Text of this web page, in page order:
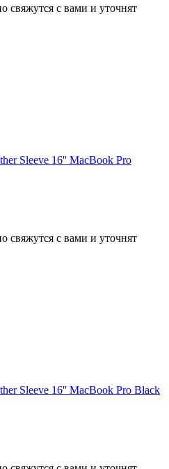
свяжутся с вами и уточнят
Sleeve 16'' MacBook Pro
свяжутся с вами и уточнят
Sleeve 16'' MacBook Pro Black